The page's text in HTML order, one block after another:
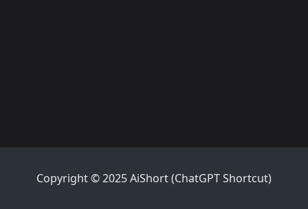
Copyright © 2025 AiShort (ChatGPT Shortcut)